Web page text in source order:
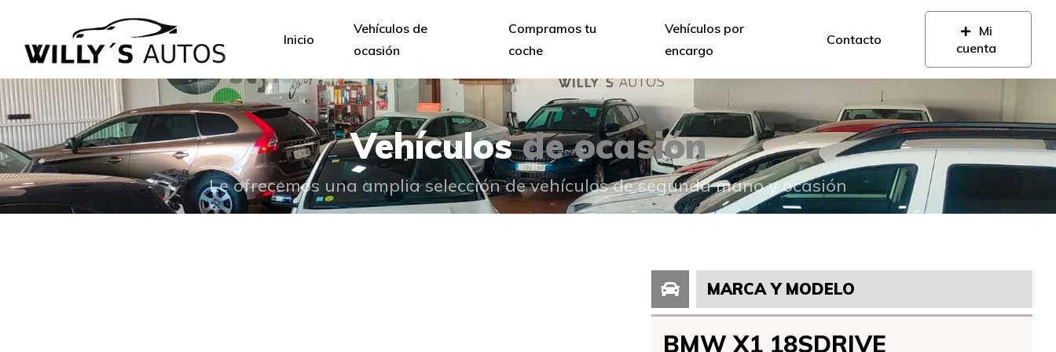
Inicio
Vehículos de
ocasión
Compramos tu
coche
Vehículos por
encargo
Contacto
Mi
cuenta
Vehículosde ocasión
Le ofrecemos una amplia selección de vehículos de segunda mano y ocasión
MARCA Y MODELO
BMW X1 18SDRIVE